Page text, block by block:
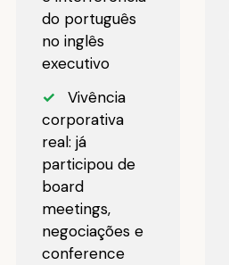
do português
no inglês
executivo
✓
Vivência
corporativa
real: já
participou de
board
meetings,
negociações e
conference